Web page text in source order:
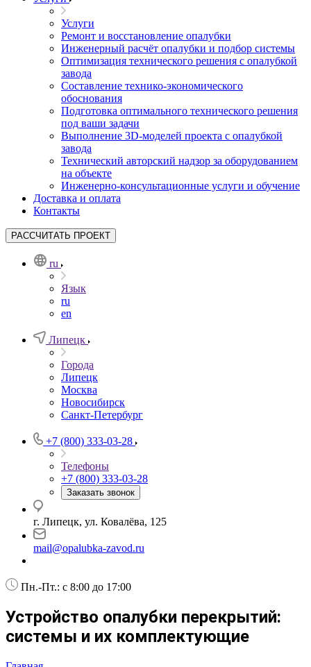
Услуги
Ремонт и восстановление опалубки
Инженерный расчёт опалубки и подбор системы
Оптимизация технического решения с опалубкой
завода
Составление технико-экономического
обоснования
Подготовка оптимального технического решения
под ваши задачи
Выполнение 3D-моделей проекта с опалубкой
завода
Технический авторский надзор за оборудованием
на объекте
Инженерно-консультационные услуги и обучение
Доставка и оплата
Контакты
РАССЧИТАТЬ ПРОЕКТ
ru
Язык
ru
en
Липецк
Города
Липецк
Москва
Новосибирск
Санкт-Петербург
+7 (800) 333-03-28
Телефоны
+7 (800) 333-03-28
Заказать звонок
г. Липецк, ул. Ковалёва, 125
mail@opalubka-zavod.ru
Пн.-Пт.: с 8:00 до 17:00
Устройство опалубки перекрытий:
системы и их комплектующие